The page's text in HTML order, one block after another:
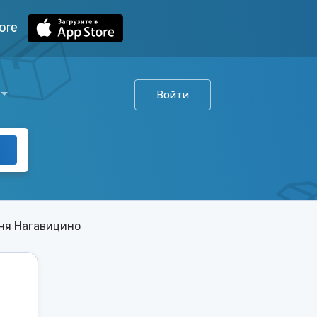
Войти
Нагавицино